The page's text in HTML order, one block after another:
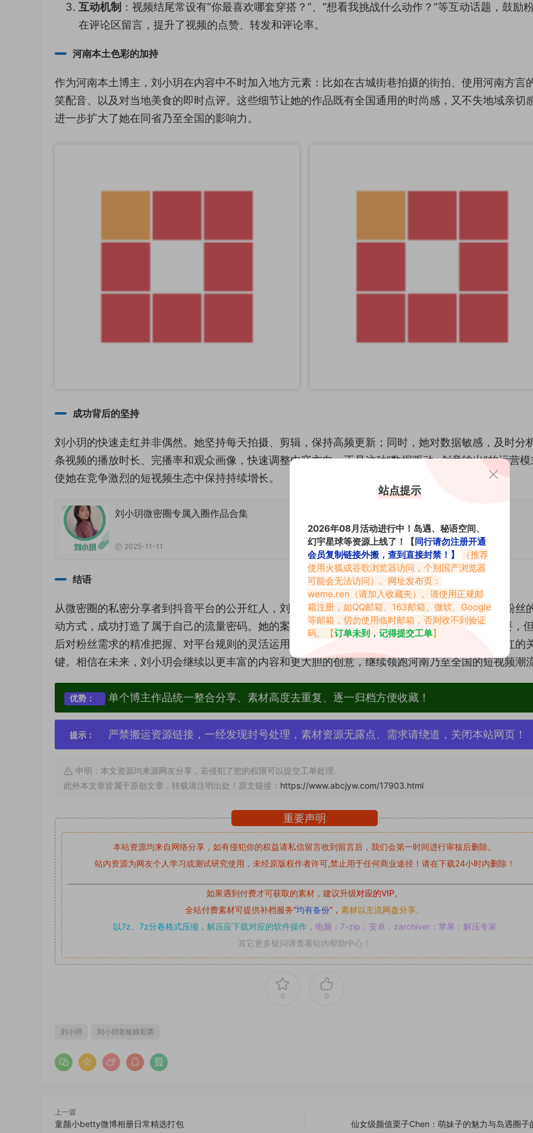
互动机制 ：视频结尾常设有“你最喜欢哪套穿搭？”、“想看我挑战什么动作？”等互动话题，鼓励
在评论区留言，提升了视频的点赞、转发和评论率。
河南本土色彩的加持
作为河南本土博主，刘小玥在内容中不时加入地方元素：比如在古城街巷拍摄的街拍、使用河南方言
笑配音、以及对当地美食的即时点评。这些细节让她的作品既有全国通用的时尚感，又不失地域亲切
进一步扩大了她在同省乃至全国的影响力。
成功背后的坚持
刘小玥的快速走红并非偶然。她坚持每天拍摄、剪辑，保持高频更新；同时，她对数据敏感，及时分
条视频的播放时长、完播率和观众画像，快速调整内容方向。正是这种“数据驱动+创意输出”的运营模
使她在竞争激烈的短视频生态中保持持续增长。
刘小玥微密圈专属入圈作品合集
2025-11-11
结语
从微密圈的私密分享者到抖音平台的公开红人，刘小玥用火辣的身材、精致的视觉风格以及贴近粉丝
动方式，成功打造了属于自己的流量密码。她的案例说明：在短视频时代，外在的“养眼”固然重要，
后对粉丝需求的精准把握、对平台规则的灵活运用以及对本土文化的恰当融入，才是实现长期爆红的
键。相信在未来，刘小玥会继续以更丰富的内容和更大胆的创意，继续领跑河南乃至全国的短视频潮流
优势： 单个博主作品统一整合分享、素材高度去重复、逐一归档方便收藏！
提示： 严禁搬运资源链接，一经发现封号处理，素材资源无露点、需求请绕道，关闭本站网页！
申明：本文资源均来源网友分享，若侵犯了您的权限可以提交工单处理。
此外本文章皆属于原创文章，转载请注明出处！原文链接： https://www.abcjyw.com/17903.html
重要声明
本站资源均来自网络分享，如有侵犯你的权益请私信留言收到留言后，我们会第一时间进行审核后删除。
站内资源为网友个人学习或测试研究使用，未经原版权作者许可,禁止用于任何商业途径！请在下载24小时内删除！
如果遇到付费才可获取的素材，建议升级对应的VIP。
全站付费素材可提供补档服务“均有备份”， 素材以主流网盘分享。
以7z、7z分卷格式压缩， 解压应下载对应的软件操作， 电脑：7-zip；安卓：zarchiver；苹果：解压专家
其它更多疑问请查看站内帮助中心！
0 0
刘小玥 刘小玥老板娘彩票
上一篇
童颜小betty微博相册日常精选打包 仙女级颜值栗子Chen：萌妹子的魅力与岛遇圈子
站点提示
2026年08月活动进行中！岛遇、秘语空间、
幻宇星球等资源上线了！【同行请勿注册开通
会员复制链接外搬，查到直接封禁！】
（推荐
使用火狐或谷歌浏览器访问，个别国产浏览器
可能会无法访问）。网址发布页：
weme.ren （请加入收藏夹）。请使用正规邮
箱注册，如QQ邮箱、163邮箱、微软、Google
等邮箱，切勿使用临时邮箱，否则收不到验证
码。【订单未到，记得提交工单】